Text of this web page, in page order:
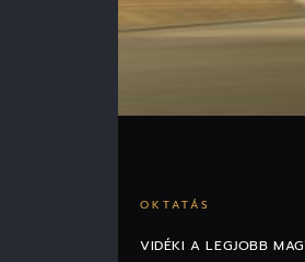
OKTATÁS
VIDÉKI A LEGJOBB